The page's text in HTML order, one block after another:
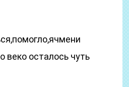
веко осталось чуть